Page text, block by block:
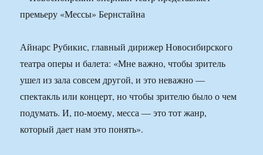
Айнарс Рубикис, главный дирижер Новосибирского
театра оперы и балета: «Мне важно, чтобы зритель
ушел из зала совсем другой, и это неважно —
спектакль или концерт, но чтобы зрителю было о чем
подумать. И, по-моему, месса — это тот жанр,
который дает нам это понять».